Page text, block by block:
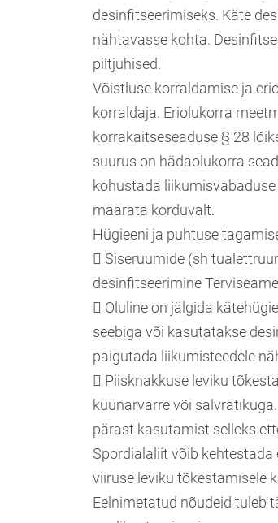
desinfitseerimiseks. Käte
nähtavasse kohta.
piltjuhised.
Võistluse korraldamise ja
korraldaja. Eriolukorra
korrakaitseseaduse § 28
suurus on hädaolukorra
kohustada
määrata korduvalt.
Hügieeni ja puhtuse
 Siseruumide (sh
desinfitseerimine
 Oluline on jälgida
seebiga või kasutatakse
paigutada liikumisteedele
 Piisknakkuse leviku
küünarvarre või
pärast kasutamist selleks
Spordialaliit võib
viiruse leviku tõkestamisele
Eelnimetatud nõudeid tuleb